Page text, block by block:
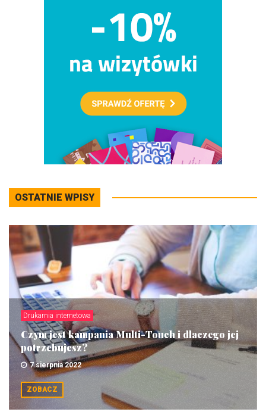
OSTATNIE WPISY
Drukarnia internetowa
Czym jest kampania Multi-Touch i dlaczego jej
potrzebujesz?
7 sierpnia 2022
ZOBACZ